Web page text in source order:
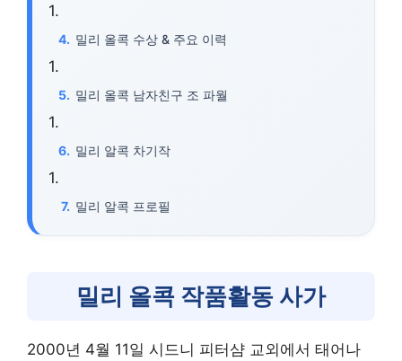
밀리 올콕 수상 & 주요 이력
밀리 올콕 남자친구 조 파월
밀리 알콕 차기작
밀리 알콕 프로필
밀리 올콕 작품활동 사가
2000년 4월 11일 시드니 피터샴 교외에서 태어나